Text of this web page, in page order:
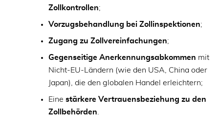
Zollkontrollen;
Vorzugsbehandlung bei Zollinspektionen;
Zugang zu Zollvereinfachungen;
Gegenseitige Anerkennungsabkommen mit
Nicht-EU-Ländern (wie den USA, China oder
Japan), die den globalen Handel erleichtern;
Einestärkere Vertrauensbeziehung zu den
Zollbehörden